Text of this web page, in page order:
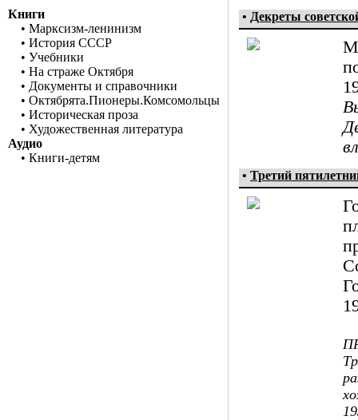
Книги
• Марксизм-ленинизм
• История СССР
• Учебники
• На страже Октября
• Документы и справочники
• Октябрята.Пионеры.Комсомольцы
• Историческая проза
• Художественная литература
Аудио
• Книги-детям
• Декреты
• Третий